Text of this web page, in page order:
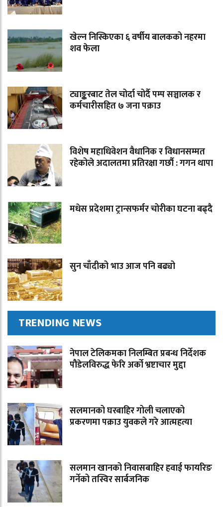
खेल्न निस्किएका ६ वर्षीय बालकको नहरमा
शव फेला
ट्याङ्करबाट तेल चोर्दा चोर्दै पम्प सञ्चालक र
कर्मचारीसहित ७ जना पक्राउ
विशेष महाधिवेशन वैधानिक र विधानसम्मत
रहेकोले अदालतमा प्रतिरक्षा गर्छौ : गगन थापा
मधेस प्रदेशमा ट्रान्सफर्मर चोरीका घटना बढ्दै
सुन चाँदीको भाउ आज पनि बढ्यो
TRENDING NEWS
नेपाल टेलिकमका निलम्बित प्रबन्ध निर्देशक
पौडेलविरुद्ध फेरि अर्को भ्रष्टाचार मुद्दा
सलमानको घरबाहिर गोली चलाएको
प्रकरणमा पक्राउ युवकले गरे आत्महत्या
सलमान खानको निवासबाहिर हवाई फायरिङ
गर्नेको तस्विर सार्बजनिक